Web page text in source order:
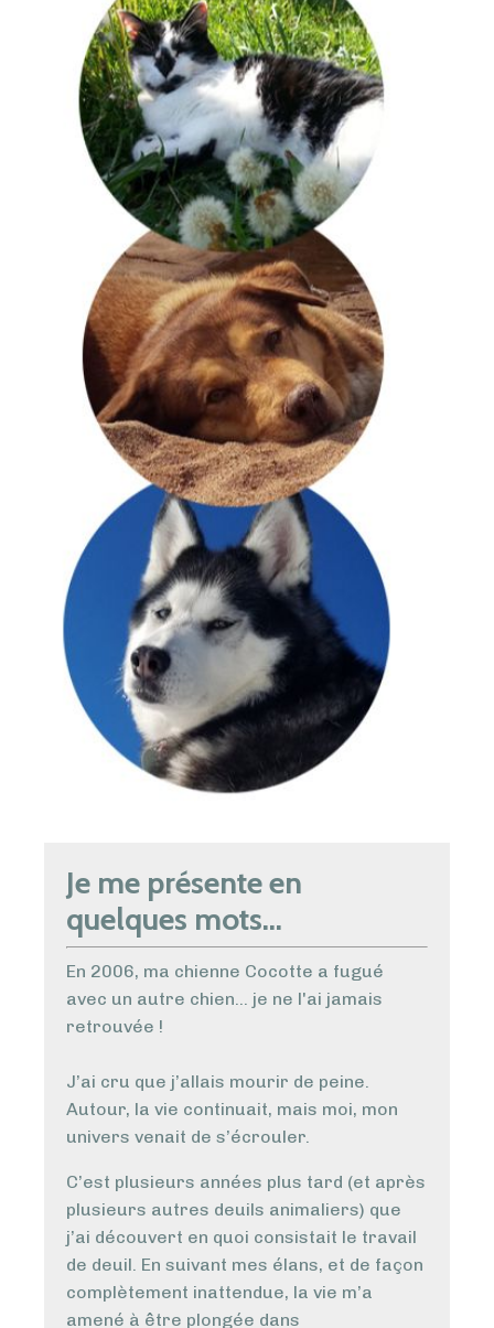
Je me présente en
quelques mots...
En 2006, ma chienne Cocotte a fugué
avec un autre chien… je ne l'ai jamais
retrouvée !
J’ai cru que j’allais mourir de peine.
Autour, la vie continuait, mais moi, mon
univers venait de s’écrouler.
C’est plusieurs années plus tard (et après
plusieurs autres deuils animaliers) que
j’ai découvert en quoi consistait le travail
de deuil. En suivant mes élans, et de façon
complètement inattendue, la vie m’a
amené à être plongée dans